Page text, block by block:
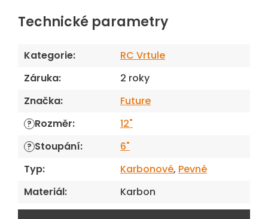
Technické parametry
Kategorie:
RC Vrtule
Záruka:
2 roky
Značka: Future
? Rozměr: 12"
? Stoupání:
6"
Typ: Karbonové, Pevné
Materiál: Karbon